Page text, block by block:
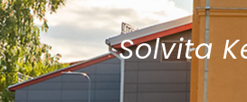
Solvita